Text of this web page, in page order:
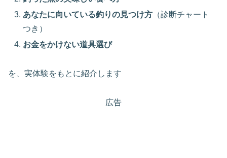
あなたに向いている釣りの見つけ方 （診断チャート
つき）
お金をかけない道具選び
を、実体験をもとに紹介します
広告